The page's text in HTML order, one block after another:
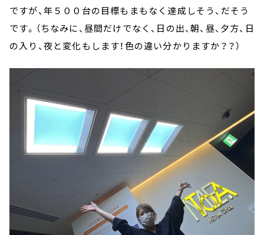
ですが、年５００台の目標もまもなく達成しそう、だそう
です。（ちなみに、昼間だけでなく、日の出、朝、昼、夕方、日
の入り、夜と変化もします！色の違い分かりますか？？）